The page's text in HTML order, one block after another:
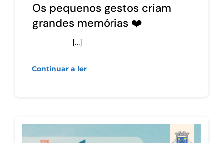
Os pequenos gestos criam
grandes memórias ❤️
[…]
Continuar a ler